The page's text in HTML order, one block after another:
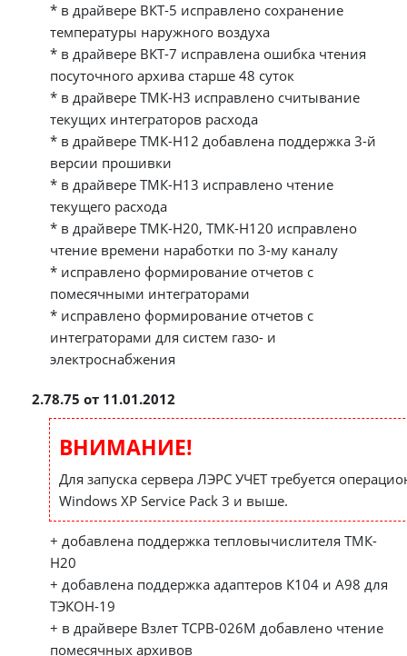
* в драйвере ВКТ-5 исправлено сохранение
температуры наружного воздуха
* в драйвере ВКТ-7 исправлена ошибка чтения
посуточного архива старше 48 суток
* в драйвере ТМК-Н3 исправлено считывание
текущих интеграторов расхода
* в драйвере ТМК-Н12 добавлена поддержка 3-й
версии прошивки
* в драйвере ТМК-Н13 исправлено чтение
текущего расхода
* в драйвере ТМК-Н20, ТМК-Н120 исправлено
чтение времени наработки по 3-му каналу
* исправлено формирование отчетов с
помесячными интеграторами
* исправлено формирование отчетов с
интеграторами для систем газо- и
электроснабжения
2.78.75 от 11.01.2012
ВНИМАНИЕ!
Для запуска сервера ЛЭРС УЧЕТ требуется
Windows XP Service Pack 3 и выше.
+ добавлена поддержка тепловычислителя ТМК-
Н20
+ добавлена поддержка адаптеров К104 и А98 для
ТЭКОН-19
+ в драйвере Взлет ТСРВ-026М добавлено чтение
помесячных архивов